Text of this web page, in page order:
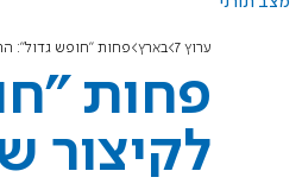
ערוץ 7 בארץ פחות "חופש גדול":
פחות
לקיצור